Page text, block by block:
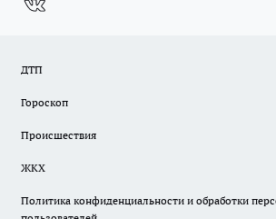
ДТП
Гороскоп
Происшествия
ЖКХ
Политика конфиденциальности и обработки